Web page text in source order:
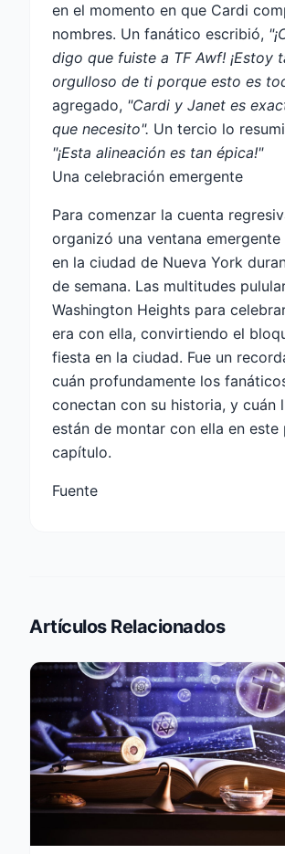
en el momento en que Cardi
nombres. Un fanático escribió,
digo que fuiste a TF Awf! ¡Estoy
orgulloso de ti porque esto es
agregado, "Cardi y Janet es
que necesito". Un tercio lo
"¡Esta alineación es tan épica!"
Una celebración emergente
Para comenzar la cuenta
organizó una ventana emergente
en la ciudad de Nueva York
de semana. Las multitudes
Washington Heights para
era con ella, convirtiendo el
fiesta en la ciudad. Fue un
cuán profundamente los
conectan con su historia, y cuán
están de montar con ella en este
capítulo.
Fuente
Artículos Relacionados